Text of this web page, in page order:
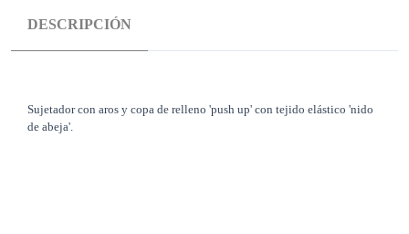
DESCRIPCIÓN
Sujetador con aros y copa de relleno 'push up' con tejido elástico 'nido
de abeja'.